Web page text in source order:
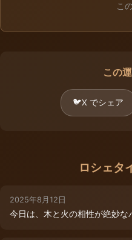
こ
この
🐦X でシェア
ロシェタ
2025年8月12日
今日は、木と火の相性が絶妙